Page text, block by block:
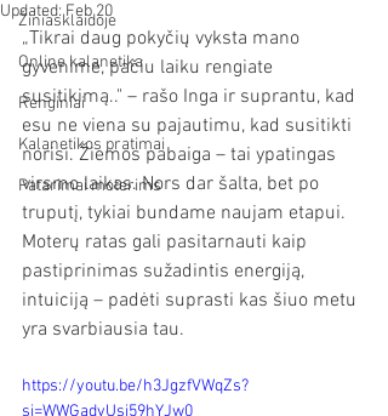
Žiniasklaidoje
Online kalanetika
Renginiai
Kalanetikos pratimai
Patarimai moterims
Updated:Feb 20
„Tikrai daug pokyčių vyksta mano
gyvenime, pačiu laiku rengiate
susitikimą.." – rašo Inga ir suprantu, kad
esu ne viena su pajautimu, kad susitikti
norisi. Žiemos pabaiga – tai ypatingas
virsmo laikas. Nors dar šalta, bet po
truputį, tykiai bundame naujam etapui.
Moterų ratas gali pasitarnauti kaip
pastiprinimas sužadintis energiją,
intuiciją – padėti suprasti kas šiuo metu
yra svarbiausia tau.
https://youtu.be/h3JgzfVWqZs?
si=WWGadyUsi59hYJw0